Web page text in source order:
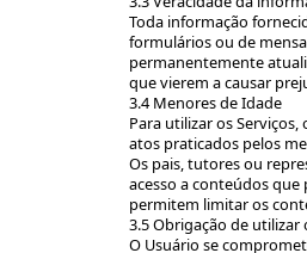
Toda informação
formulários ou de
permanentemente
que vierem a causar
3.4 Menores de Idade
Para utilizar os
atos praticados pelos
Os pais, tutores ou
acesso a conteúdos que
permitem limitar os
3.5 Obrigação de
O Usuário se